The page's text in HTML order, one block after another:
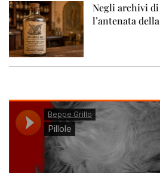
Negli archivi
l’antenata